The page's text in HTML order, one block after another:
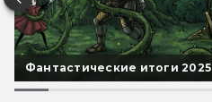
Фантастические итоги 2025